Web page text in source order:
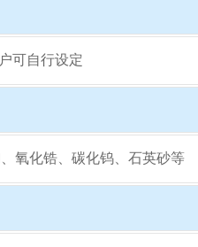
可自行设定
氧化锆、碳化钨、石英砂等